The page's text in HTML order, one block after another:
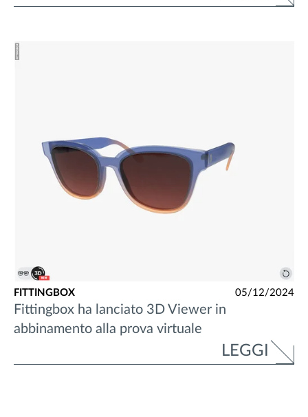
FITTINGBOX 05/12/2024
Fittingbox ha lanciato 3D Viewer in
abbinamento alla prova virtuale
LEGGI